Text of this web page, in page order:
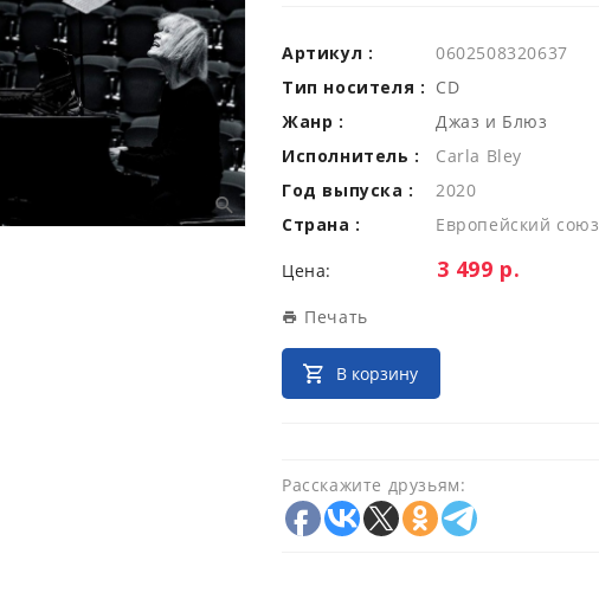
Артикул :
0602508320637
Тип носителя : CD
Жанр :
Джаз и Блюз
Исполнитель :
Carla Bley
Год выпуска :
2020
Страна :
Европейский союз
Цена: Цена:
3 499 р.
Печать
В корзину
Расскажите друзьям: